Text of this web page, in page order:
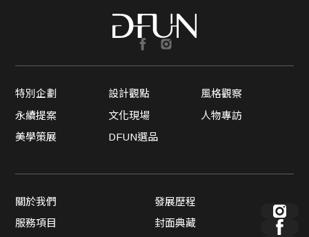
特別企劃 設計觀點
風格觀察
永續提案
文化現場
人物專訪
美學策展
DFUN選品
關於我們
發展歷程
服務項目
封面典藏